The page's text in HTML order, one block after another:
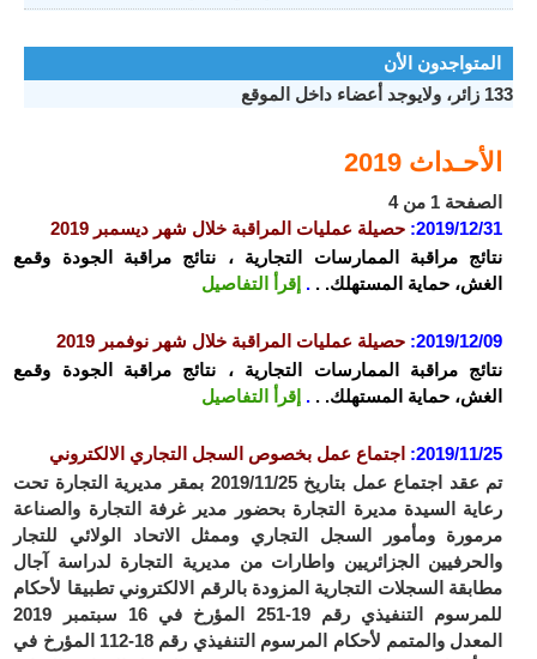
المتواجدون الأن
133 زائر، ولايوجد أعضاء داخل الموقع
الأحـداث 2019
الصفحة 1 من 4
2019/12/31
: حصيلة عمليات المراقبة خلال شهر ديسمبر 2019
نتائج مراقبة الممارسات التجارية ، نتائج مراقبة الجودة وقمع
الغش، حماية المستهلك. . . إقرأ التفاصيل
2019/12/09
: حصيلة عمليات المراقبة خلال شهر نوفمبر 2019
نتائج مراقبة الممارسات التجارية ، نتائج مراقبة الجودة وقمع
الغش، حماية المستهلك. . . إقرأ التفاصيل
2019/11/25
: اجتماع عمل بخصوص السجل التجاري الالكتروني
تم عقد اجتماع عمل بتاريخ 2019/11/25 بمقر مديرية التجارة تحت
رعاية السيدة مديرة التجارة بحضور مدير غرفة التجارة والصناعة
مرمورة ومأمور السجل التجاري وممثل الاتحاد الولائي للتجار
والحرفيين الجزائريين واطارات من مديرية التجارة لدراسة آجال
مطابقة السجلات التجارية المزودة بالرقم الالكتروني تطبيقا لأحكام
للمرسوم التنفيذي رقم 19-251 المؤرخ في 16 سبتمبر 2019
المعدل والمتمم لأحكام المرسوم التنفيذي رقم 18-112 المؤرخ في